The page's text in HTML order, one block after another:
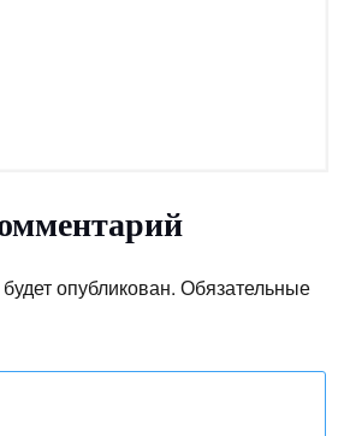
опубликован. Обязательные